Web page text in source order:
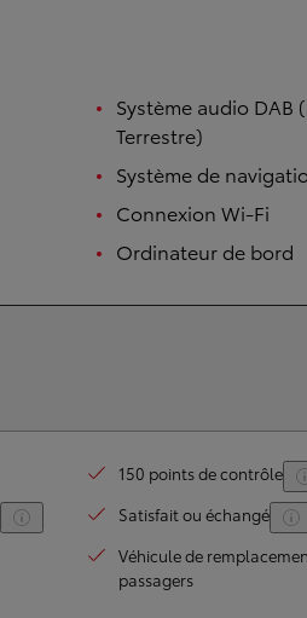
Système audio DAB
Terrestre)
Système de
Connexion Wi-Fi
Ordinateur de bord
150 points de contrôle
Satisfait ou échangé
Véhicule de
passagers